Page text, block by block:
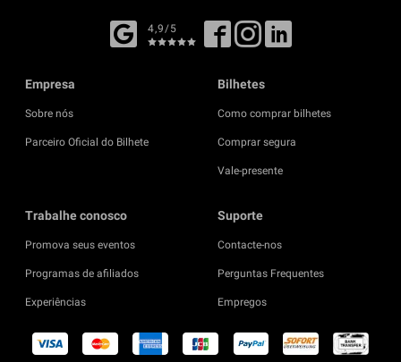
4,9/5
Empresa
Sobre nós
Parceiro Oficial do Bilhete
Bilhetes
Como comprar bilhetes
Comprar segura
Vale-presente
Trabalhe conosco
Promova seus eventos
Programas de afiliados
Experiências
Suporte
Contacte-nos
Perguntas Frequentes
Empregos